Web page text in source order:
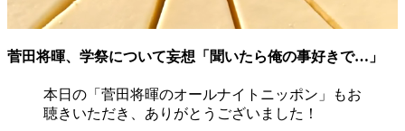
菅田将暉、学祭について妄想「聞いたら俺の事好きで…」
本日の「菅田将暉のオールナイトニッポン」もお
聴きいただき、ありがとうございました！